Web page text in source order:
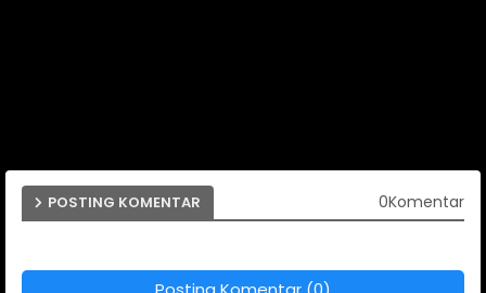
POSTING KOMENTAR 0Komentar